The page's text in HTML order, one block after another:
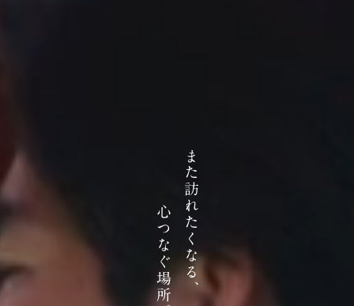
ま
た
訪
れ
た
く
な
る
、
心
つ
な
ぐ
場
所